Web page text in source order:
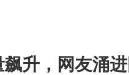
升，网友涌